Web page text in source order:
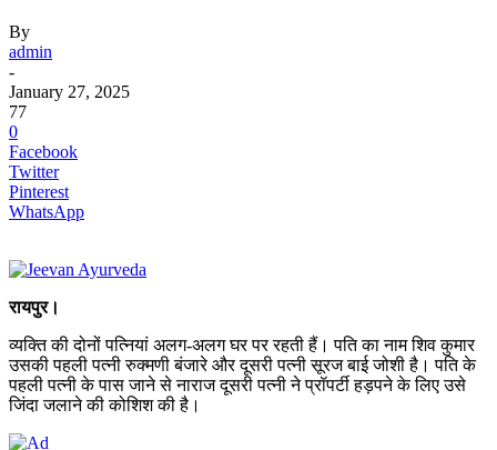
By
admin
-
January 27, 2025
77
0
Facebook
Twitter
Pinterest
WhatsApp
रायपुर।
व्यक्ति की दोनों पत्नियां अलग-अलग घर पर रहती हैं। पति का नाम शिव कुमार
उसकी पहली पत्नी रुक्मणी बंजारे और दूसरी पत्नी सूरज बाई जोशी है। पति के
पहली पत्नी के पास जाने से नाराज दूसरी पत्नी ने प्रॉपर्टी हड़पने के लिए उसे
जिंदा जलाने की कोशिश की है।